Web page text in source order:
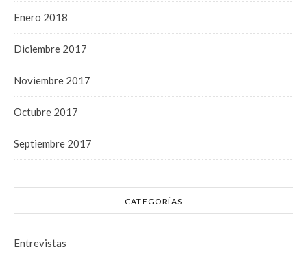
Enero 2018
Diciembre 2017
Noviembre 2017
Octubre 2017
Septiembre 2017
CATEGORÍAS
Entrevistas